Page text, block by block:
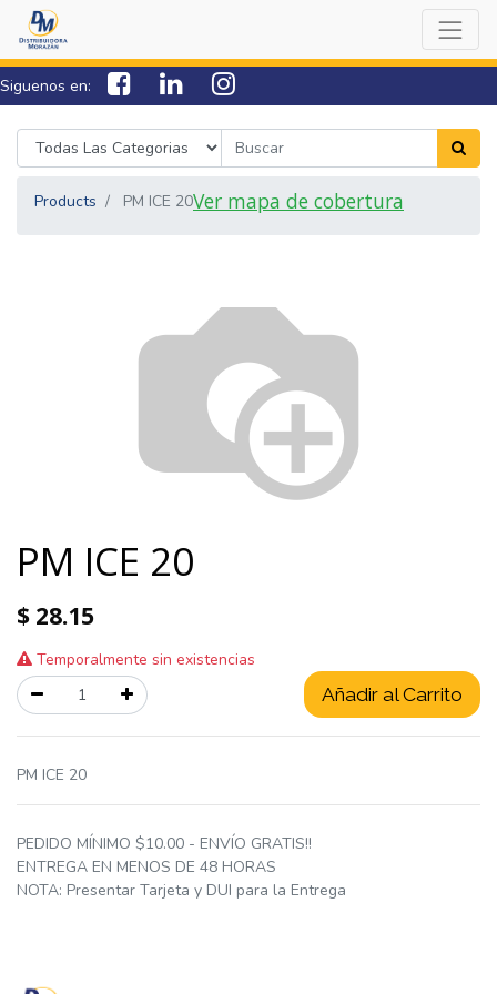
Siguenos en:
7538-0000 sac@lamorazan.com
Products PM ICE 20Ver mapa de cobertura
PM ICE 20
$ 28.15
Temporalmente sin existencias
Añadir al Carrito
PM ICE 20
PEDIDO MÍNIMO $10.00 - ENVÍO GRATIS!!
ENTREGA EN MENOS DE 48 HORAS
NOTA: Presentar Tarjeta y DUI para la Entrega